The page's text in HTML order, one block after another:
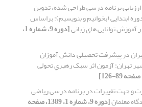
ارزیابی برنامه درسی طراحی شده، تدوین
ابتدایی (بخوانیم و بنویسیم): براساس
آموزش توانایی های زبانی [دوره 9، شماره 1،
در پیشرفت تحصیلی دانش آموزان
تهران: آزمون اثر سبک رهبریِ تحولی
و جهت تغییرات در برنامه درسی ریاضی
معلمان [دوره 9، شماره 1، 1389، صفحه